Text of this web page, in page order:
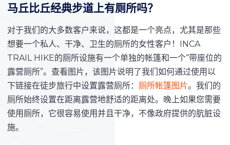
马丘比丘经典步道上有厕所吗？
对于我们的大多数客户来说，这都是一个亮点，尤其是那些
想要一个私人、干净、卫生的厕所的女性客户！INCA
TRAIL HIKE的厕所设施有一个单独的帐篷和一个“带座位的
露营厕所”。查看图片，该图片说明了我们如何通过使用以
下链接在徒步旅行中设置露营厕所： 厕所帐篷图片。我们的
厕所始终设置在距离露营地舒适的距离处。晚上如果您需要
使用厕所，它很容易使用并且干净，不像政府提供的肮脏设
施。